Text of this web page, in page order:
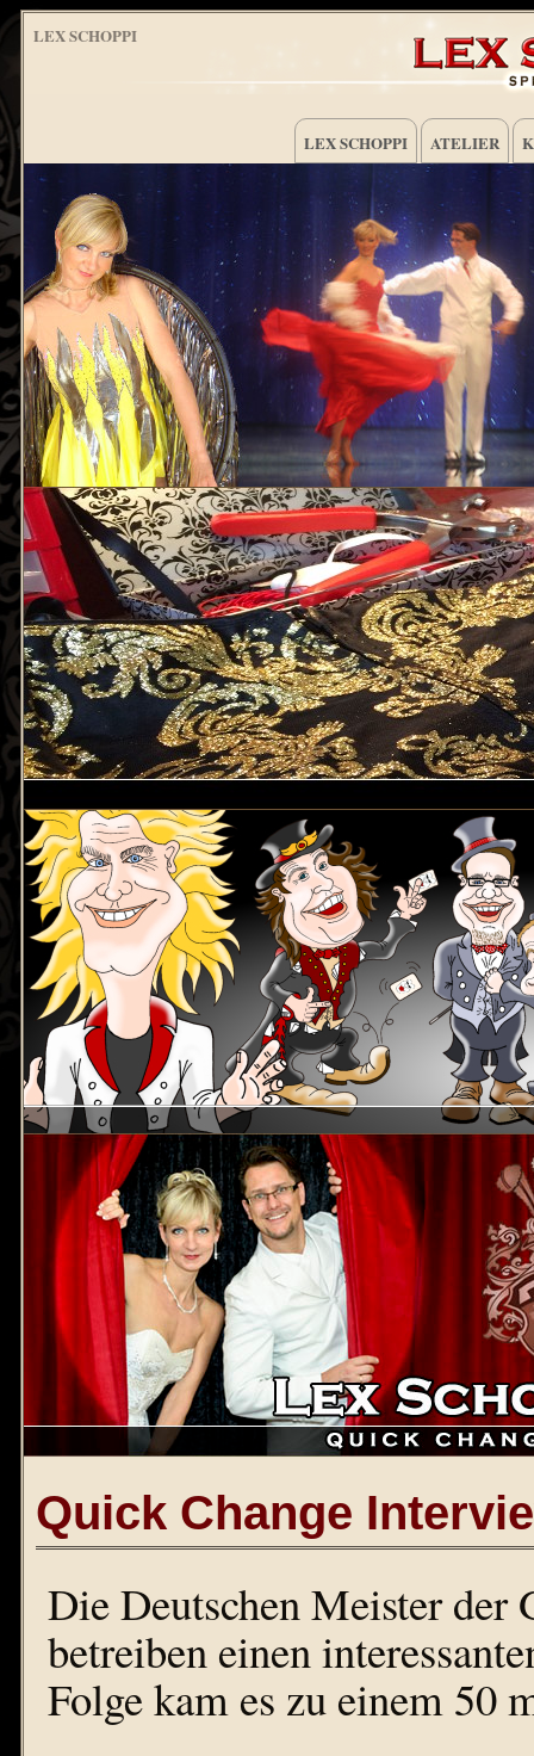
LEX SCHOPPI
LEX SCHOPPI ATELIER
Quick Change
Die Deutschen Meister
betreiben einen
Folge kam es zu einem 50